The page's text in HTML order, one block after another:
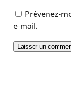
Prévenez-
e-mail.